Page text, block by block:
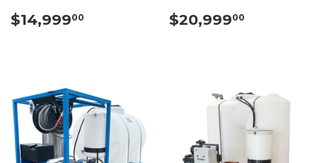
$14,99900 $20,99900